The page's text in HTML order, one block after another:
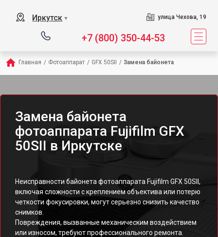
Иркутск ▼ улица Чехова, 19
+7 (800) 350-44-53
Главная / Фотоаппарат / GFX 50SII / Замена байонета
Замена байонета
фотоаппарата Fujifilm GFX
50SII в Иркутске
Неисправности байонета фотоаппарата Fujifilm GFX 50SII,
включая сложности с креплением объектива или потерю
четкости фокусировки, могут серьезно снизить качество
снимков.
Повреждения, вызванные механическим воздействием
или износом, требуют профессионального ремонта.